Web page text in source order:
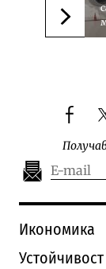
Икономика
Устойчивост